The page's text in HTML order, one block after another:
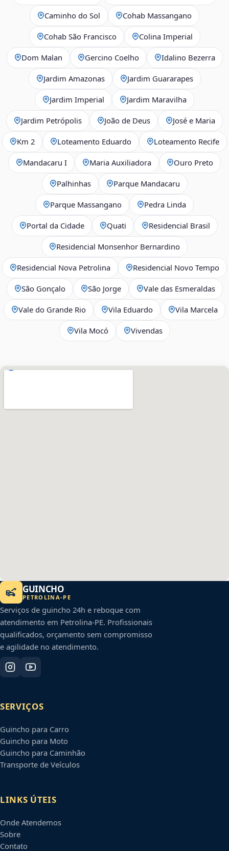
Caminho do Sol Cohab Massangano
Cohab São Francisco Colina Imperial
Dom Malan Gercino Coelho Idalino Bezerra
Jardim Amazonas Jardim Guararapes
Jardim Imperial Jardim Maravilha
Jardim Petrópolis João de Deus José e Maria
Km 2 Loteamento Eduardo Loteamento Recife
Mandacaru I Maria Auxiliadora Ouro Preto
Palhinhas Parque Mandacaru
Parque Massangano Pedra Linda
Portal da Cidade Quati Residencial Brasil
Residencial Monsenhor Bernardino
Residencial Nova Petrolina Residencial Novo Tempo
São Gonçalo São Jorge Vale das Esmeraldas
Vale do Grande Rio Vila Eduardo Vila Marcela
Vila Mocó Vivendas
GUINCHO
PETROLINA-PE
Serviços de guincho 24h e reboque com
atendimento em Petrolina-PE. Profissionais
qualificados, orçamento sem compromisso
e agilidade no atendimento.
SERVIÇOS
Guincho para Carro
Guincho para Moto
Guincho para Caminhão
Transporte de Veículos
LINKS ÚTEIS
Onde Atendemos
Sobre
Contato